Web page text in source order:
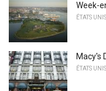
Week-
ÉTATS UNIS
Macy's
ÉTATS UNIS